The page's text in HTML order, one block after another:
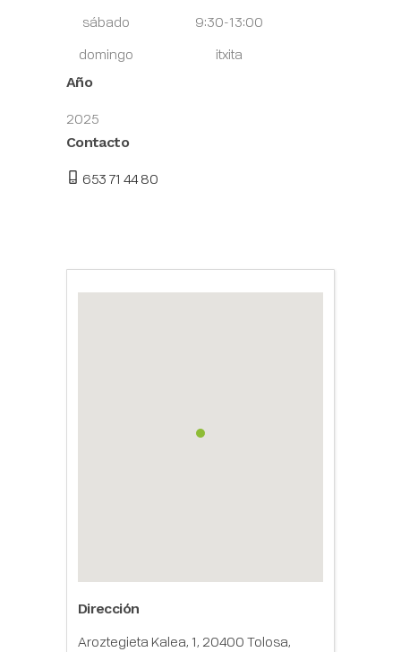
sábado
9:30-13:00
domingo
itxita
Año
2025
Contacto
653 71 44 80
Dirección
Aroztegieta Kalea, 1, 20400 Tolosa,